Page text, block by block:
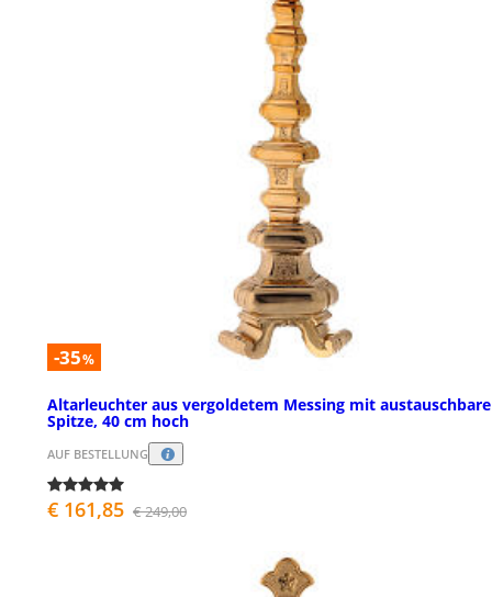
-35%
Altarleuchter aus vergoldetem Messing mit
Spitze, 40 cm hoch
AUF BESTELLUNG
€ 161,85 € 249,00